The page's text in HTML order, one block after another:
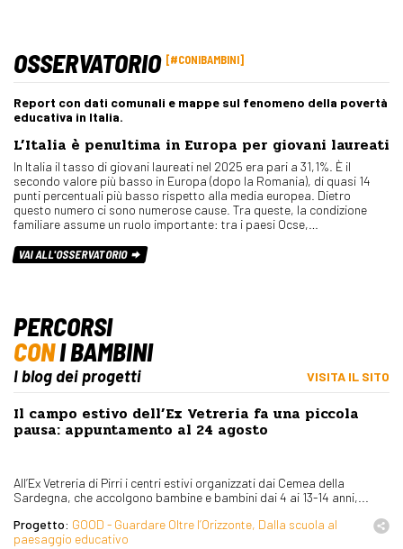
OSSERVATORIO #CONIBAMBINI
Report con dati comunali e mappe sul fenomeno della povertà
educativa in Italia.
L’Italia è penultima in Europa per giovani laureati
In Italia il tasso di giovani laureati nel 2025 era pari a 31,1%. È il
secondo valore più basso in Europa (dopo la Romania), di quasi 14
punti percentuali più basso rispetto alla media europea. Dietro
questo numero ci sono numerose cause. Tra queste, la condizione
familiare assume un ruolo importante: tra i paesi Ocse,…
VAI ALL'OSSERVATORIO
PERCORSI
CONI BAMBINI
I blog dei progetti VISITA IL SITO
Il campo estivo dell’Ex Vetreria fa una piccola
pausa: appuntamento al 24 agosto
All’Ex Vetreria di Pirri i centri estivi organizzati dai Cemea della
Sardegna, che accolgono bambine e bambini dai 4 ai 13-14 anni,...
Progetto: GOOD - Guardare Oltre l’Orizzonte, Dalla scuola al
paesaggio educativo